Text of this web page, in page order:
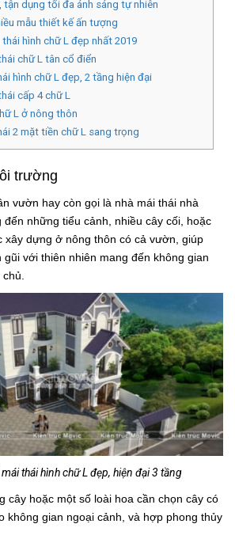
tận dụng tối đa ánh sáng tự nhiên
mẫu thiết kế ấn tượng
hình chữ L đẹp nhất 2019
chữ L tân cổ điển
hình chữ L đẹp, 2 tầng hiện đại
cấp 4 chữ L
L ở nông thôn
2 mặt tiền chữ L sang trọng
trường
vườn hay còn gọi là nhà mái thái nhà
những tiểu cảnh, nhiều cây cối, hoặc
xây dựng ở nông thôn có cả vườn, giúp
với thiên nhiên mang đến không gian
chữ L đẹp, hiện đại 3 tầng
cây hoặc một số loài hoa cần chọn cây có
không gian ngoại cảnh, và hợp phong thủy